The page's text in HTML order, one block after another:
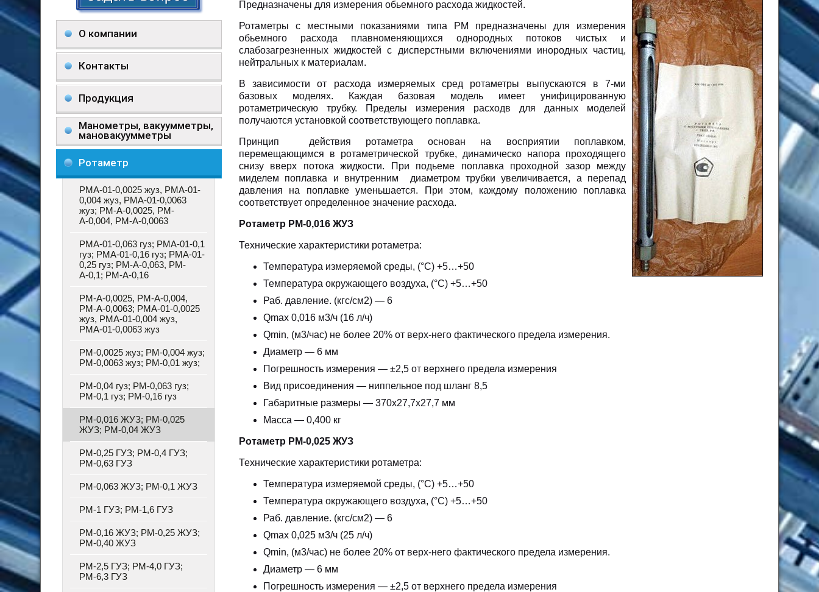
О компании
Контакты
Продукция
Манометры, вакуумметры,
мановакуумметры
Ротаметр
РМА-01-0,0025 жуз, РМА-01-
0,004 жуз, РМА-01-0,0063
жуз; РМ-А-0,0025, РМ-
А-0,004, РМ-А-0,0063
РМА-01-0,063 гуз; РМА-01-0,1
гуз; РМА-01-0,16 гуз; РМА-01-
0,25 гуз; РМ-А-0,063, РМ-
А-0,1; РМ-А-0,16
РМ-А-0,0025, РМ-А-0,004,
РМ-А-0,0063; РМА-01-0,0025
жуз, РМА-01-0,004 жуз,
РМА-01-0,0063 жуз
РМ-0,0025 жуз; РМ-0,004 жуз;
РМ-0,0063 жуз; РМ-0,01 жуз;
РМ-0,04 гуз; РМ-0,063 гуз;
РМ-0,1 гуз; РМ-0,16 гуз
РМ-0,016 ЖУЗ; РМ-0,025
ЖУЗ; РМ-0,04 ЖУЗ
РМ-0,25 ГУЗ; РМ-0,4 ГУЗ;
РМ-0,63 ГУЗ
РМ-0,063 ЖУЗ; РМ-0,1 ЖУЗ
РМ-1 ГУЗ; РМ-1,6 ГУЗ
РМ-0,16 ЖУЗ; РМ-0,25 ЖУЗ;
РМ-0,40 ЖУЗ
РМ-2,5 ГУЗ; РМ-4,0 ГУЗ;
РМ-6,3 ГУЗ
Предназначены для измерения обьемного расхода жидкостей.
Ротаметры с местными показаниями типа РМ предназначены для измерения
обьемного расхода плавноменяющихся однородных потоков чистых и
слабозагрезненных жидкостей с дисперстными включениями инородных частиц,
нейтральных к материалам.
В зависимости от расхода измеряемых сред ротаметры выпускаются в 7-ми
базовых моделях. Каждая базовая модель имеет унифицированную
ротаметрическую трубку. Пределы измерения расходв для данных моделей
получаются установкой соответствующего поплавка.
Принцип действия ротаметра основан на восприятии поплавком,
перемещающимся в ротаметрической трубке, динамическо напора проходящего
снизу вверх потока жидкости. При подьеме поплавка проходной зазор между
миделем поплавка и внутренним диаметром трубки увеличивается, а перепад
давления на поплавке уменьшается. При этом, каждому положению поплавка
соответствует определенное значение расхода.
Ротаметр РМ-0,016 ЖУЗ
Технические характеристики ротаметра:
Температура измеряемой среды, (°С) +5…+50
Температура окружающего воздуха, (°С) +5…+50
Раб. давление. (кгс/см2) — 6
Qmax 0,016 м3/ч (16 л/ч)
Qmin, (м3/час) не более 20% от верх-него фактического предела измерения.
Диаметр — 6 мм
Погрешность измерения — ±2,5 от верхнего предела измерения
Вид присоединения — ниппельное под шланг 8,5
Габаритные размеры — 370х27,7х27,7 мм
Масса — 0,400 кг
Ротаметр РМ-0,025 ЖУЗ
Технические характеристики ротаметра:
Температура измеряемой среды, (°С) +5…+50
Температура окружающего воздуха, (°С) +5…+50
Раб. давление. (кгс/см2) — 6
Qmax 0,025 м3/ч (25 л/ч)
Qmin, (м3/час) не более 20% от верх-него фактического предела измерения.
Диаметр — 6 мм
Погрешность измерения — ±2,5 от верхнего предела измерения